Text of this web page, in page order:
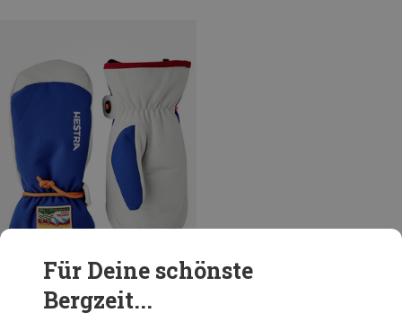
Du sparst 23%
Für Deine schönste
Bergzeit...